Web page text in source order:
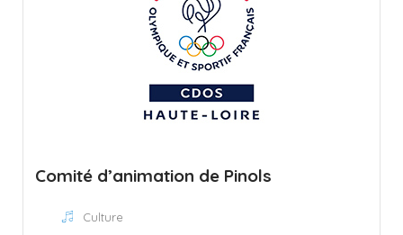
Comité d’animation de Pinols
Culture